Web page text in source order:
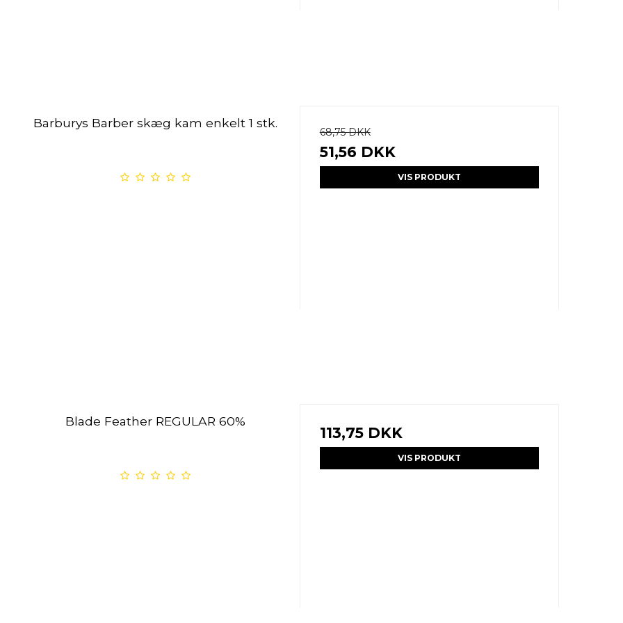
Barburys Barber skæg kam enkelt 1 stk.
68,75 DKK
51,56 DKK
VIS PRODUKT
Blade Feather REGULAR 60%
113,75 DKK
VIS PRODUKT